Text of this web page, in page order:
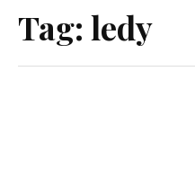
Tag: ledy